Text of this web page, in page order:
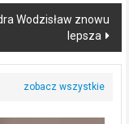
Wodzisław znowu
lepsza